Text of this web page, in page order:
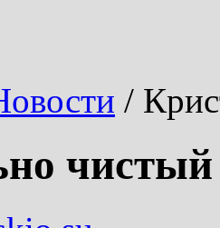
/
чистый